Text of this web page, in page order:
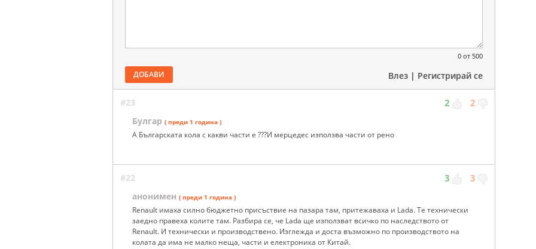
0 от 500
ДОБАВИ Влез | Регистрирай се
#23 2 2
Булгар ( преди 1 година )
А Българската кола с какви части е ???И мерцедес използва части от рено
#22 3 3
анонимен ( преди 1 година )
Renault имаха силно бюджетно присъствие на пазара там, притежаваха и Lada. Те технически
заедно правеха колите там. Разбира се, че Lada ще използват всичко по наследството от
Renault. И технически и производствено. Изглежда и доста възможно по производството на
колата да има не малко неща, части и електроника от Китай.